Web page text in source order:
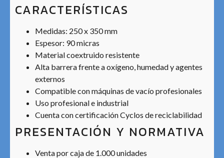
CARACTERÍSTICAS
Medidas: 250 x 350 mm
Espesor: 90 micras
Material coextruido resistente
Alta barrera frente a oxígeno, humedad y agentes
externos
Compatible con máquinas de vacío profesionales
Uso profesional e industrial
Cuenta con certificación Cyclos de reciclabilidad
PRESENTACIÓN Y NORMATIVA
Venta por caja de 1.000 unidades